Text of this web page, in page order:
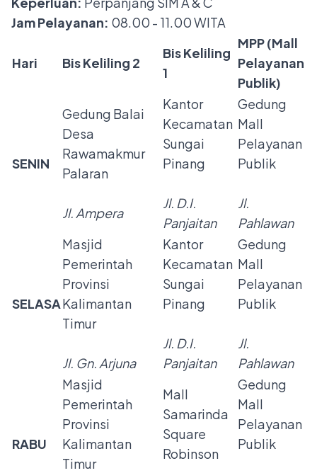
Jam Pelayanan: 08.00 - 11.00 WITA
Hari Bis Keliling 2
Bis Keliling
1
MPP (Mall
Pelayanan
Publik)
SENIN
Gedung Balai
Desa
Rawamakmur
Palaran
Jl. Ampera
Kantor
Kecamatan
Sungai
Pinang
Jl. D.I.
Panjaitan
Gedung
Mall
Pelayanan
Publik
Jl.
Pahlawan
SELASA
Masjid
Pemerintah
Provinsi
Kalimantan
Timur
Jl. Gn. Arjuna
Kantor
Kecamatan
Sungai
Pinang
Jl. D.I.
Panjaitan
Gedung
Mall
Pelayanan
Publik
Jl.
Pahlawan
RABU
Masjid
Pemerintah
Provinsi
Kalimantan
Timur
Mall
Samarinda
Square
Robinson
Gedung
Mall
Pelayanan
Publik